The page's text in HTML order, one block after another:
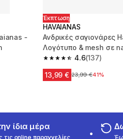
-
Έκπτωση
HAVAIANAS
Ανδρικές σαγιονάρες
Λογότυπο & mesh σε
4.6
4.6 out of 5 stars from
(137)
13,99 € Αρχική τιμή
23,99 €41%
ίδια μέρα
τις online παραγγελίες